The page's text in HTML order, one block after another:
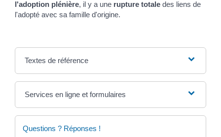
l'adoption plénière, il y a une rupture totale des liens de
l'adopté avec sa famille d'origine.
Textes de référence
Services en ligne et formulaires
Questions ? Réponses !